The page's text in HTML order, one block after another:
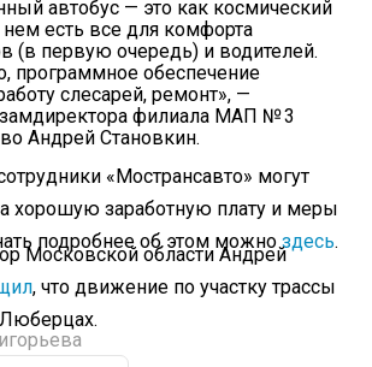
автобус — это как космический
нем есть все для комфорта
(в первую очередь) и водителей.
программное обеспечение
слесарей, ремонт», —
замдиректора филиала МАП № 3
Андрей Становкин.
«Мострансавто» могут
хорошую заработную плату и меры
подробнее об этом можноздесь.
Московской области Андрей
, что движение по участку трассы